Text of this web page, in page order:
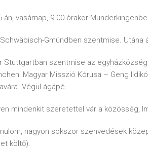
án, vasárnap, 9.00 órakor
Gmündben szentmise. Utána
Stuttgartban szentmise az
Magyar Misszió Kórusa – Geng
Végül ágápé.
mindenkit szeretettel vár a közösség,
nagyon sokszor szenvedések
költő).